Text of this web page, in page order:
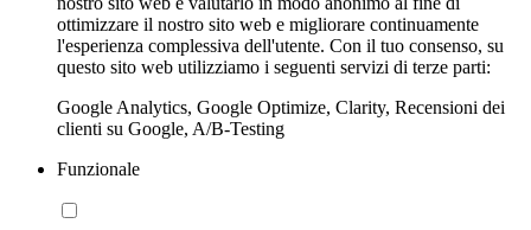
ottimizzare il nostro sito web e migliorare continuamente
l'esperienza complessiva dell'utente. Con il tuo consenso, su
questo sito web utilizziamo i seguenti servizi di terze parti:
Google Analytics, Google Optimize, Clarity, Recensioni dei
clienti su Google, A/B-Testing
Funzionale